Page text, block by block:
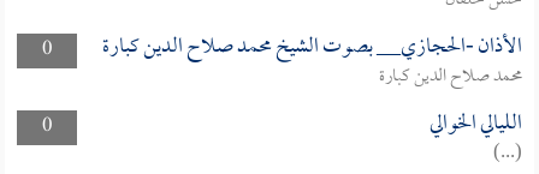
0
الأذان -الحجازي__ بصوت الشيخ محمد صلاح الدين كبارة
محمد صلاح الدين كبارة
0
الليالي الخوالي
(...)